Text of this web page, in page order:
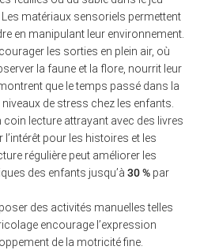
matériaux sensoriels permettent
en manipulant leur environnement.
les sorties en plein air, où
la faune et la flore, nourrit leur
que le temps passé dans la
de stress chez les enfants.
coin lecture attrayant avec des livres
l’intérêt pour les histoires et les
régulière peut améliorer les
des enfants jusqu’à 30 %par
des activités manuelles telles
encourage l’expression
de la motricité fine.